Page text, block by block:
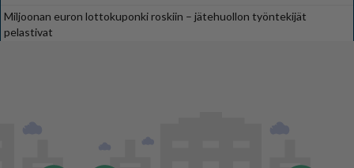
Miljoonan euron lottokuponki roskiin – jätehuollon työntekijät
pelastivat